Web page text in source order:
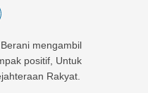
mengambil
positif, Untuk
Rakyat.